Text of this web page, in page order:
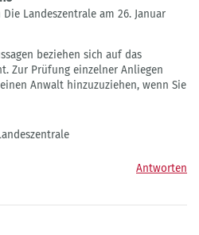
Landeszentrale am 26. Januar
beziehen sich auf das
Zur Prüfung einzelner Anliegen
Anwalt hinzuzuziehen, wenn Sie
Antworten